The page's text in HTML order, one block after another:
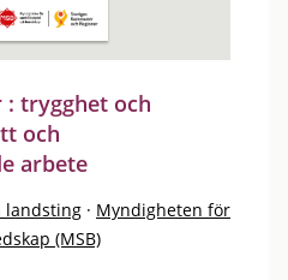
: trygghet och
och
arbete
landsting · Myndigheten för
(MSB)